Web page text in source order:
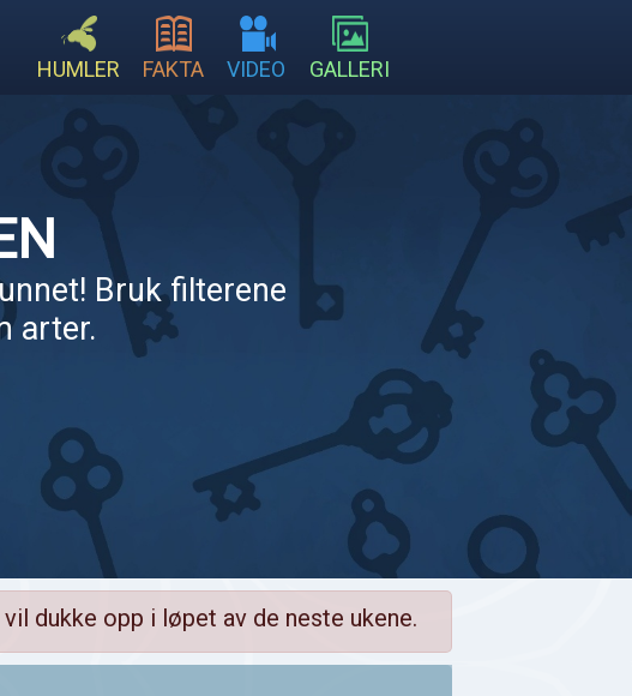
HUMLER FAKTA VIDEO GALLERI
Bruk filterene
arter.
dukke opp i løpet av de neste ukene.